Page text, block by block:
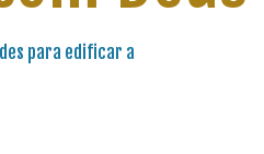
para edificar a